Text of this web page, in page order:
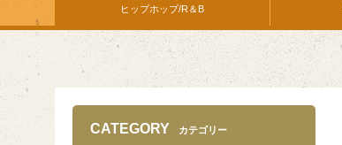
ヒップホップ/R＆B
CATEGORY カテゴリー